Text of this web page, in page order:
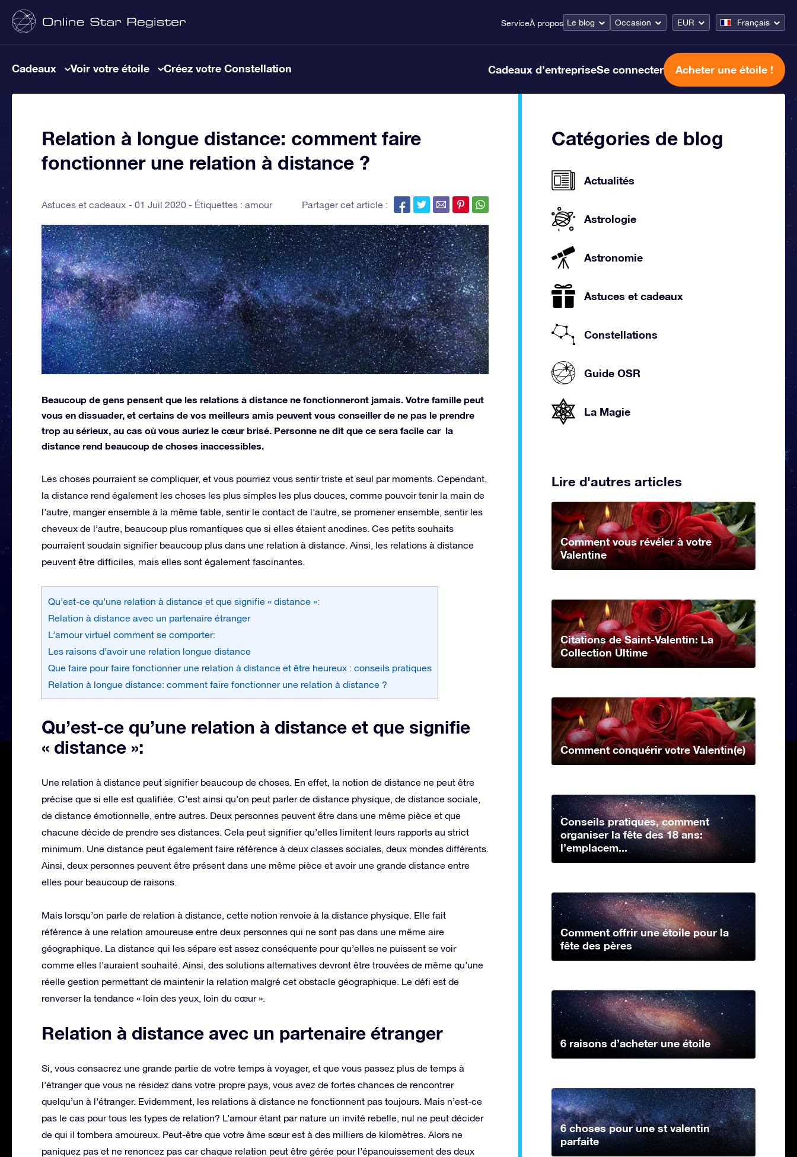
ServiceÀ propos Le blog Occasion EUR Français
Cadeaux Voir votre étoile Créez votre Constellation Cadeaux d’entrepriseSe connecter Acheter une étoile !
Relation à longue distance: comment faire
fonctionner une relation à distance ?
Astuces et cadeaux 01 Juil 2020 - Étiquettes : amour Partager cet article :
Beaucoup de gens pensent que les relations à distance ne fonctionneront jamais. Votre famille peut
vous en dissuader, et certains de vos meilleurs amis peuvent vous conseiller de ne pas le prendre
trop au sérieux, au cas où vous auriez le cœur brisé. Personne ne dit que ce sera facile car la
distance rend beaucoup de choses inaccessibles.
Les choses pourraient se compliquer, et vous pourriez vous sentir triste et seul par moments. Cependant,
la distance rend également les choses les plus simples les plus douces, comme pouvoir tenir la main de
l’autre, manger ensemble à la même table, sentir le contact de l’autre, se promener ensemble, sentir les
cheveux de l’autre, beaucoup plus romantiques que si elles étaient anodines. Ces petits souhaits
pourraient soudain signifier beaucoup plus dans une relation à distance. Ainsi, les relations à distance
peuvent être difficiles, mais elles sont également fascinantes.
Qu’est-ce qu’une relation à distance et que signifie « distance »:
Relation à distance avec un partenaire étranger
L’amour virtuel comment se comporter:
Les raisons d’avoir une relation longue distance
Que faire pour faire fonctionner une relation à distance et être heureux : conseils pratiques
Relation à longue distance: comment faire fonctionner une relation à distance ?
Qu’est-ce qu’une relation à distance et que signifie
« distance »:
Une relation à distance peut signifier beaucoup de choses. En effet, la notion de distance ne peut être
précise que si elle est qualifiée. C’est ainsi qu’on peut parler de distance physique, de distance sociale,
de distance émotionnelle, entre autres. Deux personnes peuvent être dans une même pièce et que
chacune décide de prendre ses distances. Cela peut signifier qu’elles limitent leurs rapports au strict
minimum. Une distance peut également faire référence à deux classes sociales, deux mondes différents.
Ainsi, deux personnes peuvent être présent dans une même pièce et avoir une grande distance entre
elles pour beaucoup de raisons.
Mais lorsqu’on parle de relation à distance, cette notion renvoie à la distance physique. Elle fait
référence à une relation amoureuse entre deux personnes qui ne sont pas dans une même aire
géographique. La distance qui les sépare est assez conséquente pour qu’elles ne puissent se voir
comme elles l’auraient souhaité. Ainsi, des solutions alternatives devront être trouvées de même qu’une
réelle gestion permettant de maintenir la relation malgré cet obstacle géographique. Le défi est de
renverser la tendance « loin des yeux, loin du cœur ».
Relation à distance avec un partenaire étranger
Si, vous consacrez une grande partie de votre temps à voyager, et que vous passez plus de temps à
l’étranger que vous ne résidez dans votre propre pays, vous avez de fortes chances de rencontrer
quelqu’un à l’étranger. Evidemment, les relations à distance ne fonctionnent pas toujours. Mais n’est-ce
pas le cas pour tous les types de relation? L’amour étant par nature un invité rebelle, nul ne peut décider
de qui il tombera amoureux. Peut-être que votre âme sœur est à des milliers de kilomètres. Alors ne
paniquez pas et ne renoncez pas car chaque relation peut être gérée pour l’épanouissement des deux
Catégories de blog
Actualités
Astrologie
Astronomie
Astuces et cadeaux
Constellations
Guide OSR
La Magie
Lire d'autres articles
Comment vous révéler à votre
Valentine
Citations de Saint-Valentin: La
Collection Ultime
Comment conquérir votre Valentin(e)
Conseils pratiques, comment
organiser la fête des 18 ans:
l’emplacem...
Comment offrir une étoile pour la
fête des pères
6 raisons d’acheter une étoile
6 choses pour une st valentin
parfaite